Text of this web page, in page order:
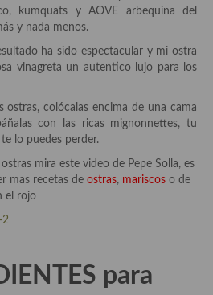
kumquats y AOVE arbequina del
y nada menos.
ha sido espectacular y mi ostra
vinagreta un autentico lujo para los
ostras, colócalas encima de una cama
con las ricas mignonnettes, tu
lo puedes perder.
mira este video de Pepe Solla, es
mas recetas de ostras, mariscos o de
el rojo
para